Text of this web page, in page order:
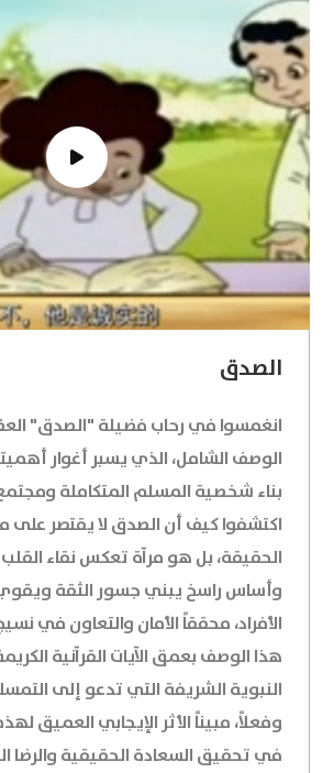
الصدق
انغمسوا في رحاب فضيلة "الصدق"
الوصف الشامل، الذي يسبر أغوار
بناء شخصية المسلم المتكاملة
اكتشفوا كيف أن الصدق لا يقتصر على
الحقيقة، بل هو مرآة تعكس نقاء القلب
وأساس راسخ يبني جسور الثقة ويقوي
الأفراد، محققاً الأمان والتعاون في
هذا الوصف بعمق الآيات القرآنية
النبوية الشريفة التي تدعو إلى
وفعلاً، مبيناً الأثر الإيجابي العميق
في تحقيق السعادة الحقيقية والرضا